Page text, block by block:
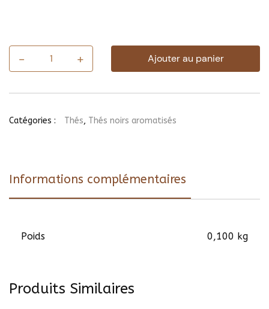
-
quantité
de
+ Ajouter au panier
Catégories : Thés, Thés noirs aromatisés
Informations complémentaires
Poids 0,100 kg
Produits Similaires